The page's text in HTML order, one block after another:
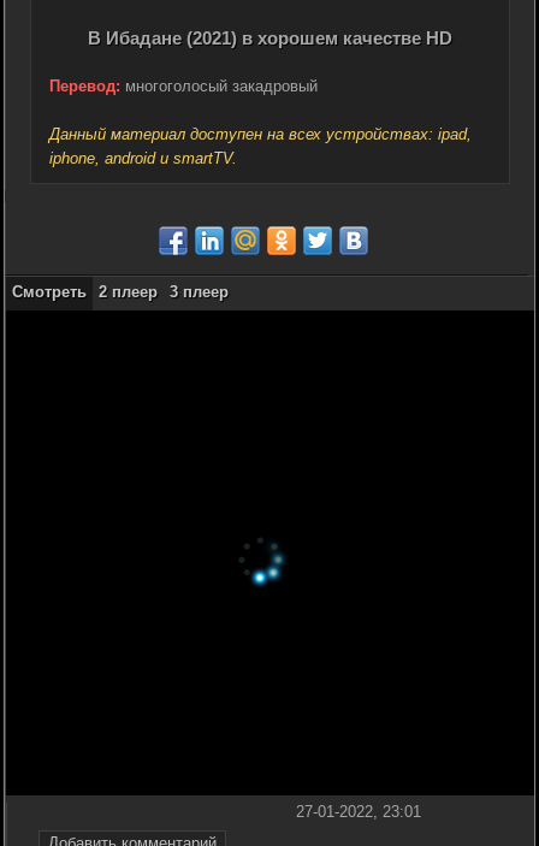
В Ибадане (2021) в хорошем качестве HD
Перевод: многоголосый закадровый
Данный материал доступен на всех устройствах: ipad,
iphone, android и smartTV.
Смотреть 2 плеер 3 плеер
27-01-2022, 23:01